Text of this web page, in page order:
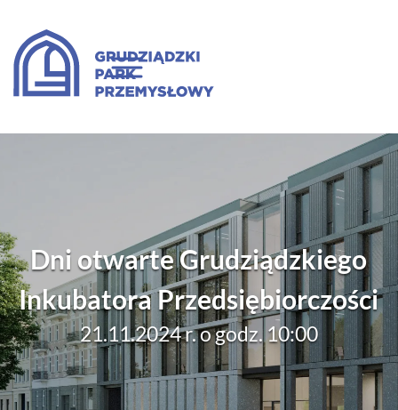
Dni otwarte Grudziądzkiego
Inkubatora Przedsiębiorczości
21.11.2024 r. o godz. 10:00